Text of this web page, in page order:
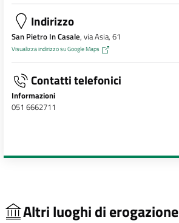
Indirizzo
San Pietro In Casale, via Asia, 61
Visualizza indirizzo su Google Maps
Contatti telefonici
Informazioni
051 6662711
Altri luoghi di erogazione